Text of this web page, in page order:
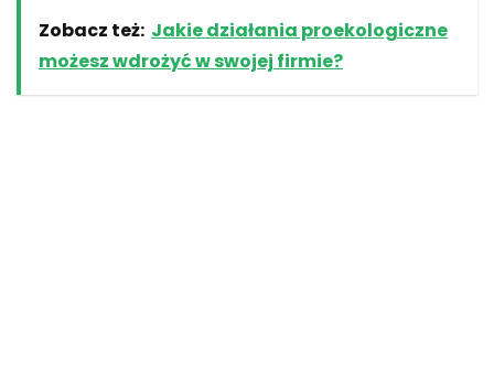
Zobacz też: Jakie działania proekologiczne
możesz wdrożyć w swojej firmie?